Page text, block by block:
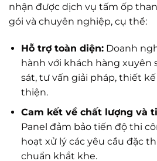
nhận được dịch vụ tấm ốp
gói và chuyên nghiệp, cụ thể:
Hỗ trợ toàn diện:Doanh
hành với khách hàng xuyên
sát, tư vấn giải pháp, thiết
thiện.
Cam kết về chất lượng và
Panel đảm bảo tiến độ thi
hoạt xử lý các yêu cầu đặc
chuẩn khắt khe.